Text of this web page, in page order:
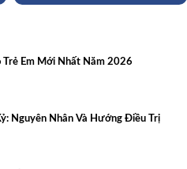
Trẻ Em Mới Nhất Năm 2026
Nguyên Nhân Và Hướng Điều Trị